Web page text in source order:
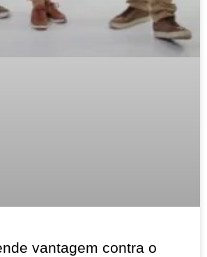
vantagem contra o